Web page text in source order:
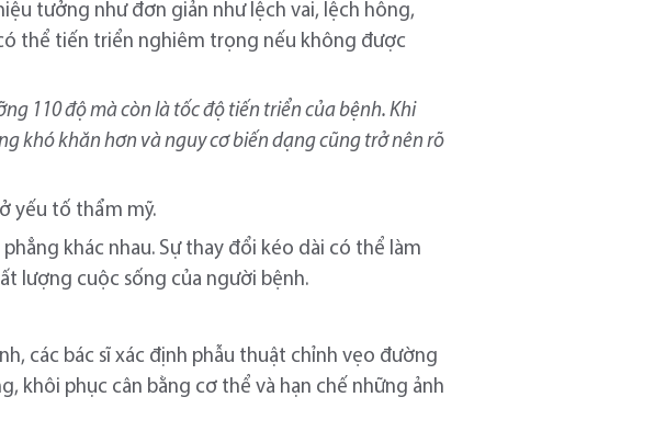
tưởng như đơn giản như lệch vai, lệch hông,
thể tiến triển nghiêm trọng nếu không được
110 độ mà còn là tốc độ tiến triển của bệnh. Khi
khó khăn hơn và nguy cơ biến dạng cũng trở nên rõ
yếu tố thẩm mỹ.
khác nhau. Sự thay đổi kéo dài có thể làm
lượng cuộc sống của người bệnh.
các bác sĩ xác định phẫu thuật chỉnh vẹo đường
khôi phục cân bằng cơ thể và hạn chế những ảnh